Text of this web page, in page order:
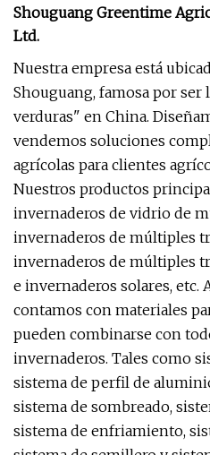
Shouguang Greentime
Ltd.
Nuestra empresa está
Shouguang, famosa por ser
verduras" en China.
vendemos soluciones
agrícolas para clientes
Nuestros productos
invernaderos de vidrio de
invernaderos de múltiples
invernaderos de múltiples
e invernaderos solares, etc.
contamos con materiales
pueden combinarse con
invernaderos. Tales como
sistema de perfil de
sistema de sombreado,
sistema de enfriamiento,